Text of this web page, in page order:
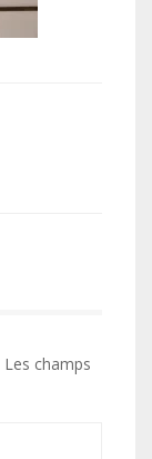
Les champs